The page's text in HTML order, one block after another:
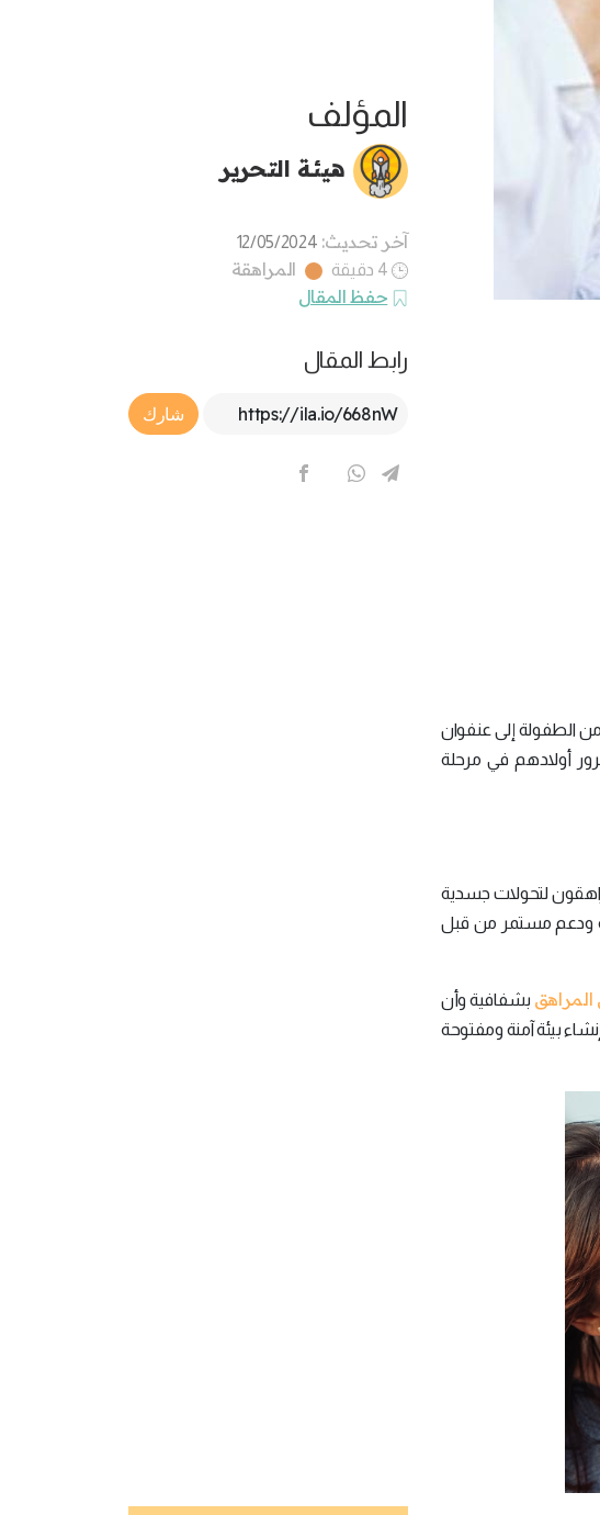
من الطفولة إلى عنفوان
أولادهم في مرحلة
المؤلف
هيئة التحرير
آخر تحديث: 12/05/2024
4 دقيقة
المراهقة
حفظ المقال
رابط المقال
Article Link
شارك
لتحولات جسدية
ودعم مستمر من قبل
المراهق بشفافية وأن
بيئة آمنة ومفتوحة